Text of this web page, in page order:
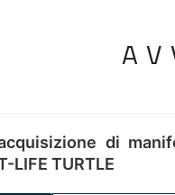
di
LIFE TURTLE